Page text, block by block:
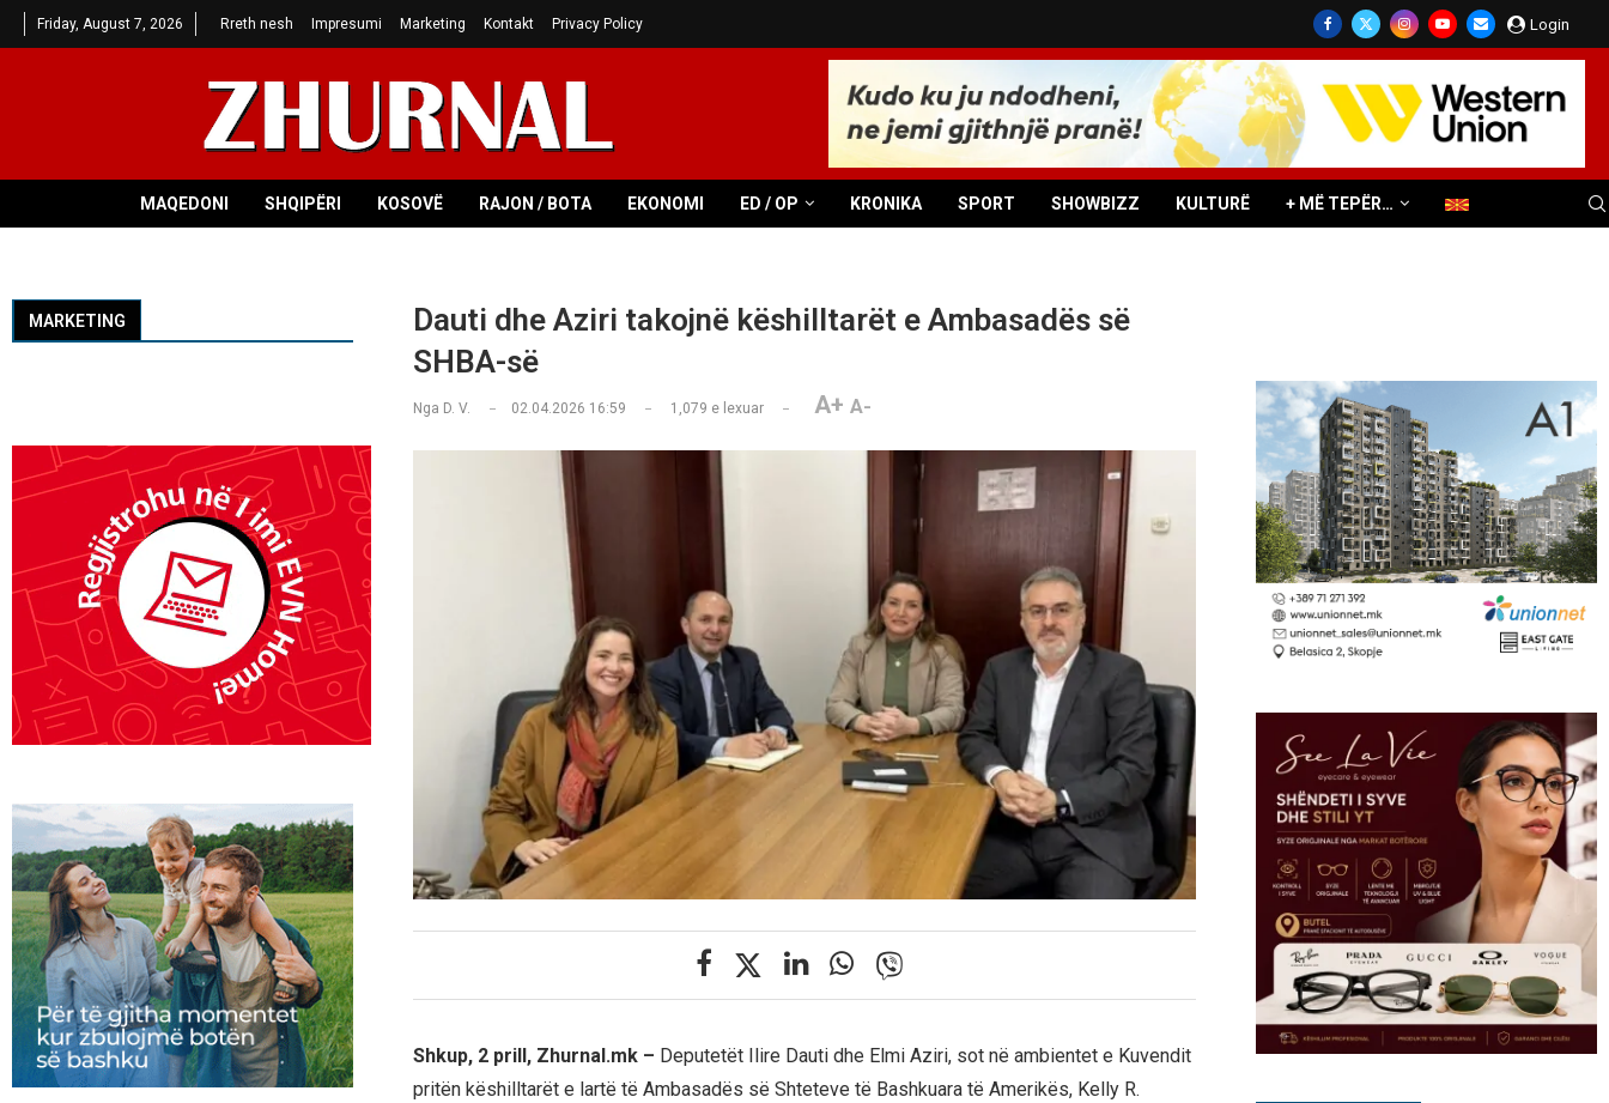
Friday, August 7, 2026 Rreth nesh Impresumi Marketing Kontakt Privacy Policy Login
MAQEDONI SHQIPËRI KOSOVË RAJON / BOTA EKONOMI ED / OP KRONIKA SPORT SHOWBIZZ KULTURË + MË TEPËR…
Dauti dhe Aziri takojnë këshilltarët e Ambasadës së
SHBA-së
Nga D. V. 02.04.2026 16:59 1,079 e lexuar A+ A-
Shkup, 2 prill, Zhurnal.mk – Deputetët Ilire Dauti dhe Elmi Aziri, sot në ambientet e Kuvendit
pritën këshilltarët e lartë të Ambasadës së Shteteve të Bashkuara të Amerikës, Kelly R.
MARKETING